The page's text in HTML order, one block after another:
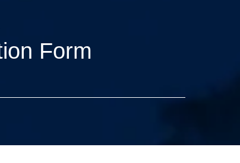
Form